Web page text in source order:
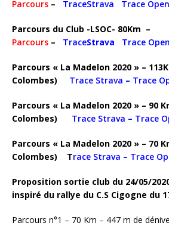
Parcours – TraceStrava Trace
Parcours du Club -LSOC-
Parcours – TraceStrava Trace
Parcours « La Madelon 2020 » –
Colombes) Trace Strava – Trace
Parcours « La Madelon 2020 » – 90
Colombes)
Trace Strava – Trace
Parcours « La Madelon 2020 » – 70
Colombes) Trace Strava – Trace
Proposition sortie club du 24/05/
inspiré du rallye du C.S Cigogne du
Parcours n°1 – 70 Km – 447 m de